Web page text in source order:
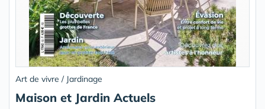
Art de vivre / Jardinage
Maison et Jardin Actuels